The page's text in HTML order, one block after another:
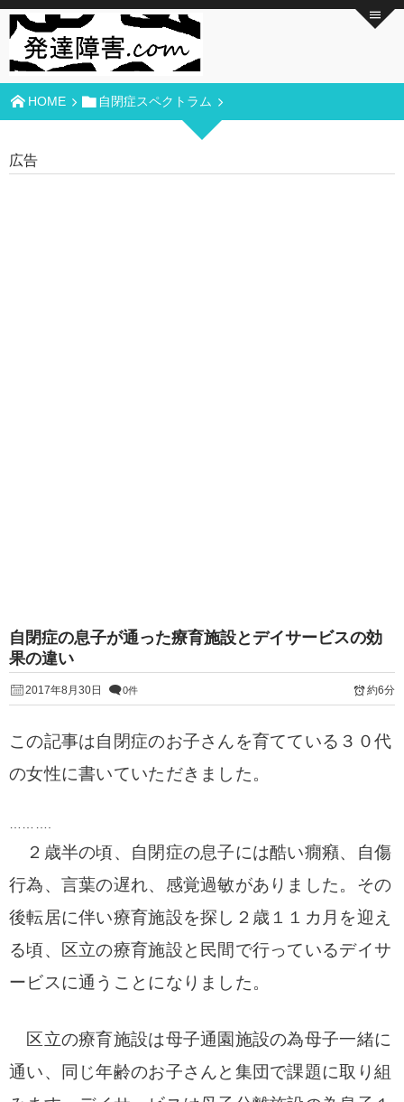
HOME 自閉症スペクトラム
広告
自閉症の息子が通った療育施設とデイサービスの効
果の違い
2017年8月30日 0件 約6分
この記事は自閉症のお子さんを育てている３０代
の女性に書いていただきました。
２歳半の頃、自閉症の息子には酷い癇癪、自傷
行為、言葉の遅れ、感覚過敏がありました。その
後転居に伴い療育施設を探し２歳１１カ月を迎え
る頃、区立の療育施設と民間で行っているデイサ
ービスに通うことになりました。
区立の療育施設は母子通園施設の為母子一緒に
通い、同じ年齢のお子さんと集団で課題に取り組